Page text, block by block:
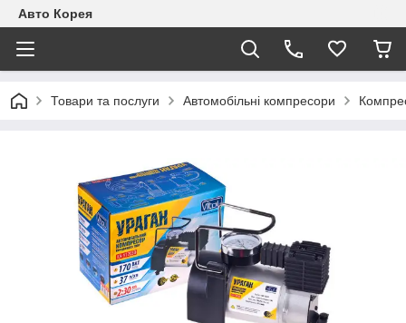
Авто Корея
Товари та послуги Автомобільні компресори